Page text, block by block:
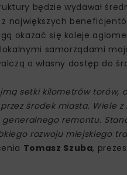
będzie wydawał
największych
okazać się koleje
samorządami
o własny dostęp do
setki kilometrów torów,
środek miasta. Wiele z
generalnego remontu.
rozwoju miejskiego
Tomasz Szuba,